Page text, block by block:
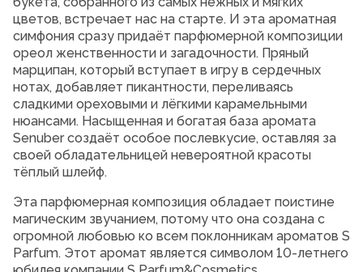
цветов, встречает нас на старте. И эта ароматная
симфония сразу придаёт парфюмерной композиции
ореол женственности и загадочности. Пряный
марципан, который вступает в игру в сердечных
нотах, добавляет пикантности, переливаясь
сладкими ореховыми и лёгкими карамельными
нюансами. Насыщенная и богатая база аромата
Senuber создаёт особое послевкусие, оставляя за
своей обладательницей невероятной красоты
тёплый шлейф.
Эта парфюмерная композиция обладает поистине
магическим звучанием, потому что она создана с
огромной любовью ко всем поклонникам ароматов S
Parfum. Этот аромат является символом 10-летнего